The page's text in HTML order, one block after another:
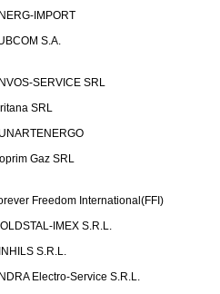
IMPORT
S.A.
SERVICE SRL
SRL
Gaz SRL
Freedom International(FFI)
IMEX S.R.L.
S.R.L.
Electro-Service S.R.L.